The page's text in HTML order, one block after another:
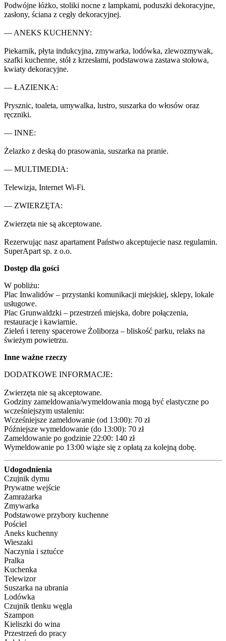
Podwójne łóżko, stoliki nocne z lampkami, poduszki dekoracyjne,
zasłony, ściana z cegły dekoracyjnej.
— ANEKS KUCHENNY:
Piekarnik, płyta indukcyjna, zmywarka, lodówka, zlewozmywak,
szafki kuchenne, stół z krzesłami, podstawowa zastawa stołowa,
kwiaty dekoracyjne.
— ŁAZIENKA:
Prysznic, toaleta, umywalka, lustro, suszarka do włosów oraz
ręczniki.
— INNE:
Żelazko z deską do prasowania, suszarka na pranie.
— MULTIMEDIA:
Telewizja, Internet Wi-Fi.
— ZWIERZĘTA:
Zwierzęta nie są akceptowane.
Rezerwując nasz apartament Państwo akceptujecie nasz regulamin.
SuperApart sp. z o.o.
Dostęp dla gości
W pobliżu:
Plac Inwalidów – przystanki komunikacji miejskiej, sklepy, lokale
usługowe.
Plac Grunwaldzki – przestrzeń miejska, dobre połączenia,
restauracje i kawiarnie.
Zieleń i tereny spacerowe Żoliborza – bliskość parku, relaks na
świeżym powietrzu.
Inne ważne rzeczy
DODATKOWE INFORMACJE:
Zwierzęta nie są akceptowane.
Godziny zameldowania/wymeldowania mogą być elastyczne po
wcześniejszym ustaleniu:
Wcześniejsze zameldowanie (od 13:00): 70 zł
Późniejsze wymeldowanie (do 13:00): 70 zł
Zameldowanie po godzinie 22:00: 140 zł
Wymeldowanie po 13:00 wiąże się z opłatą za kolejną dobę.
Udogodnienia
Czujnik dymu
Prywatne wejście
Zamrażarka
Zmywarka
Podstawowe przybory kuchenne
Pościel
Aneks kuchenny
Wieszaki
Naczynia i sztućce
Pralka
Kuchenka
Telewizor
Suszarka na ubrania
Lodówka
Czujnik tlenku węgla
Szampon
Kieliszki do wina
Przestrzeń do pracy